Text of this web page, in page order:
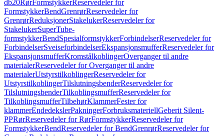
db20RørFormstykkerReservedeler for
FormstykkerBendGrenrørReservedeler for
GrenrørReduksjonerStakelukerReservedeler for
StakelukerSuperTube-
formstykkerBendSpesialformstykkerForbindelserReservedeler for
ForbindelserSveiseforbindelserEkspansjonsmufferReservedeler for
EkspansjonsmufferKromstålkoblingerOverganger til andre
materialerReservedeler for Overganger til andre
materialerUtstyrstilkoblingerReservedeler for
UtstyrstilkoblingerTilslutningsbenderReservedeler for
TilslutningsbenderTilkoblingsmufferReservedeler for
TilkoblingsmufferTilbehørKlammerFester for
klammerEndedekslerPakningerForbruksmateriellGeberit Silent-
PPRørReservedeler for RørFormstykkerReservedeler for
FormstykkerBendReservedeler for BendGrenrørReservedeler for